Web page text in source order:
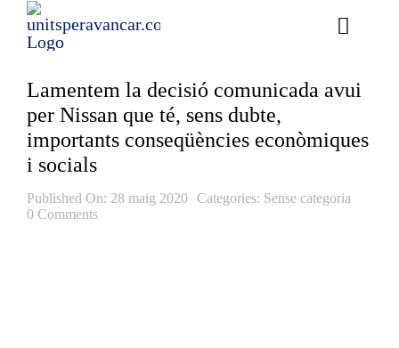
Skip
Toggle
Essència
Continguts
Lamentem la decisió comunicada avui
per Nissan que té, sens dubte,
importants conseqüències econòmiques
i socials
Published On: 28 maig 2020 Categories: Sense categoria
0 Comments